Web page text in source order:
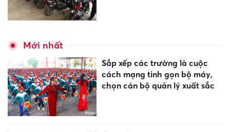
Mới nhất
Sắp xếp các trường là cuộc
cách mạng tinh gọn bộ máy,
chọn cán bộ quản lý xuất sắc